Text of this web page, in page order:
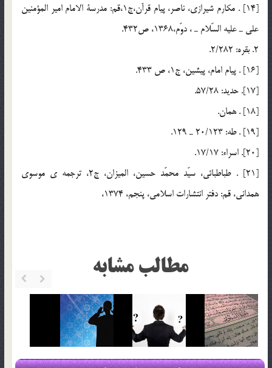
[14] . مكارم شيرازي، ناصر، پيام قرآن،ج1،قم: مدرسة الامام امير المؤمنين
علي ـ عليه السّلام ـ ، دوّم،1368، ص432.
2. بقره: 2/282.
[16] . پيام امام، پيشين، ج1، ص 433.
[17]. حديد: 57/28.
[18] . همان.
[19] . طه: 20/123 ـ 129.
[20]. اسراء: 17/17.
[21] . طباطبائي، سيّد محمّد حسين، الميزان، ج2، ترجمه ي موسوي
همداني، قم: دفتر انتشارات اسلامي، پنجم، 1374،
مطالب مشابه